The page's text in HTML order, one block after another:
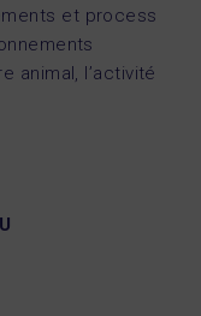
et process
animal, l’activité